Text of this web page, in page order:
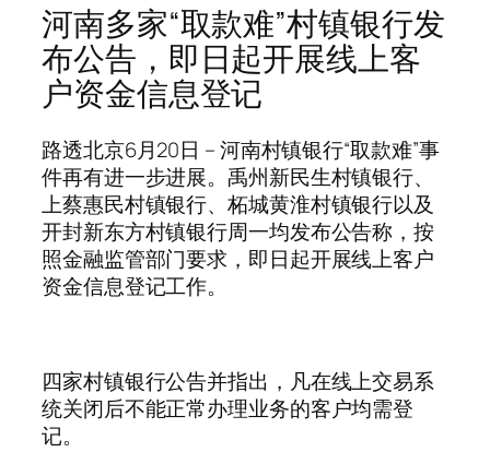
河南多家“取款难”村镇银行发
布公告，即日起开展线上客
户资金信息登记
路透北京6月20日 – 河南村镇银行“取款难”事
件再有进一步进展。禹州新民生村镇银行、
上蔡惠民村镇银行、柘城黄淮村镇银行以及
开封新东方村镇银行周一均发布公告称，按
照金融监管部门要求，即日起开展线上客户
资金信息登记工作。
四家村镇银行公告并指出，凡在线上交易系
统关闭后不能正常办理业务的客户均需登
记。